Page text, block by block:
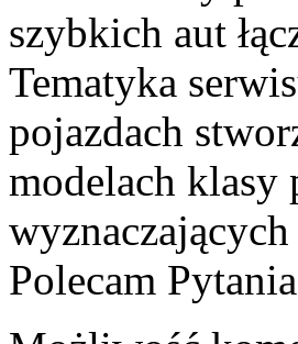
szybkich aut
Tematyka
pojazdach
modelach klasy
Polecam